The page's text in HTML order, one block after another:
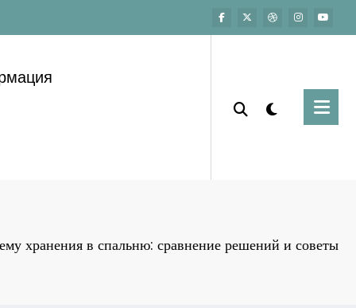
хранения в спальню: сравнение решений и советы